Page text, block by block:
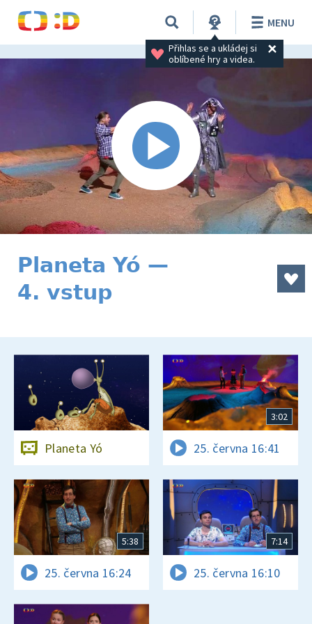
Přihlas se a ukládej si
oblíbené hry a videa.
MENU
Planeta Yó —
4. vstup
Planeta Yó
3:02
25. června 16:41
5:38
25. června 16:24
7:14
25. června 16:10